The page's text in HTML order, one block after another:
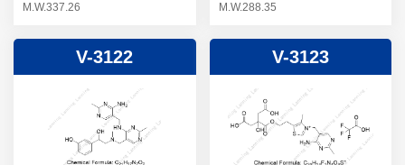
M.W.337.26
M.W.288.35
V-3122 V-3123